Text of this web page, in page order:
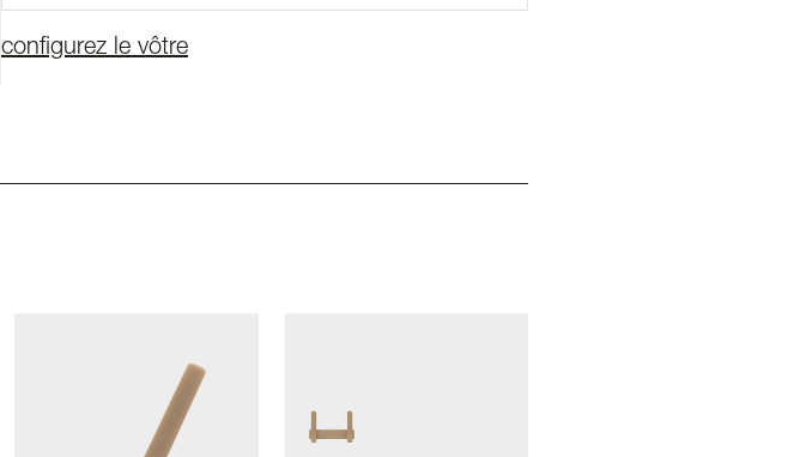
configurez le vôtre